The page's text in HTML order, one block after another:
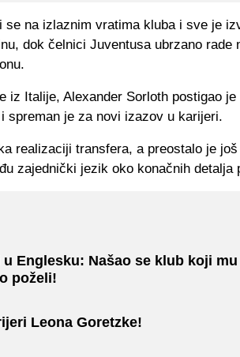
se na izlaznim vratima kluba i sve je
dok čelnici Juventusa ubrzano rade
iz Italije, Alexander Sorloth postigao je
spreman je za novi izazov u karijeri.
realizaciji transfera, a preostalo je još
zajednički jezik oko konačnih detalja
Englesku: Našao se klub koji
poželi!
Leona Goretzke!